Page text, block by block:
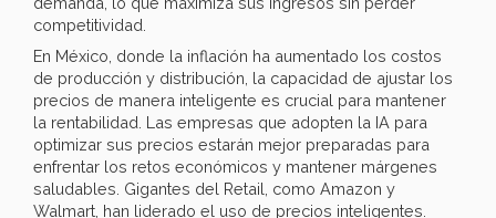
competitividad.
En México, donde la inflación ha aumentado los costos
de producción y distribución, la capacidad de ajustar los
precios de manera inteligente es crucial para mantener
la rentabilidad. Las empresas que adopten la IA para
optimizar sus precios estarán mejor preparadas para
enfrentar los retos económicos y mantener márgenes
saludables. Gigantes del Retail, como Amazon y
Walmart, han liderado el uso de precios inteligentes.